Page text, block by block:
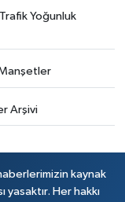
Yoğunluk
Arşivi
kaynak
yasaktır. Her hakkı